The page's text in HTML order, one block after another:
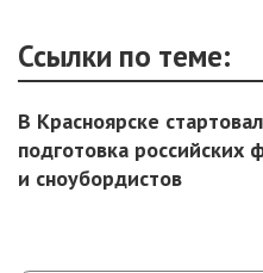
Ссылки по теме:
В Красноярске
подготовка российских
и сноубордистов